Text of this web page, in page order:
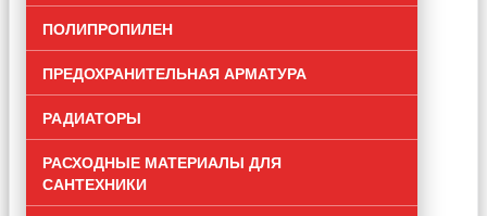
ПОЛИПРОПИЛЕН
ПРЕДОХРАНИТЕЛЬНАЯ АРМАТУРА
РАДИАТОРЫ
РАСХОДНЫЕ МАТЕРИАЛЫ ДЛЯ
САНТЕХНИКИ